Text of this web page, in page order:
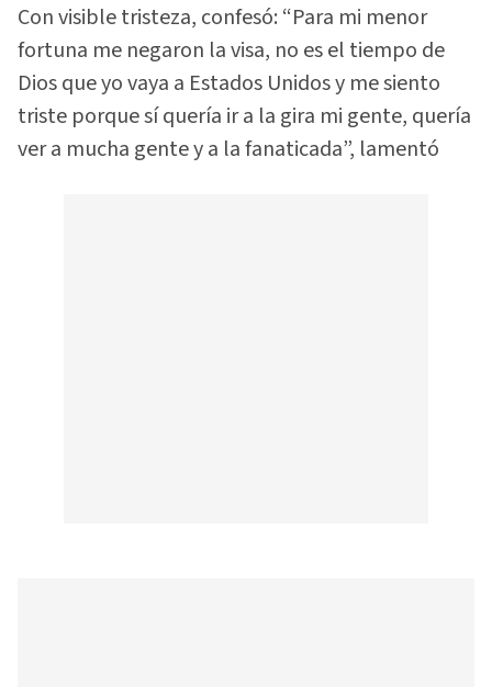
Con visible tristeza, confesó: “Para mi menor
fortuna me negaron la visa, no es el tiempo de
Dios que yo vaya a Estados Unidos y me siento
triste porque sí quería ir a la gira mi gente, quería
ver a mucha gente y a la fanaticada”, lamentó